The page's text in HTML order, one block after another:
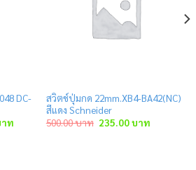
DC-
ทCurrent
price
สวิตช์ปุ่มกด 22mm.XB4-BA42(NC)
สีแดง Schneider
500.00บาท Original
price
235.00บาทCurrent
price